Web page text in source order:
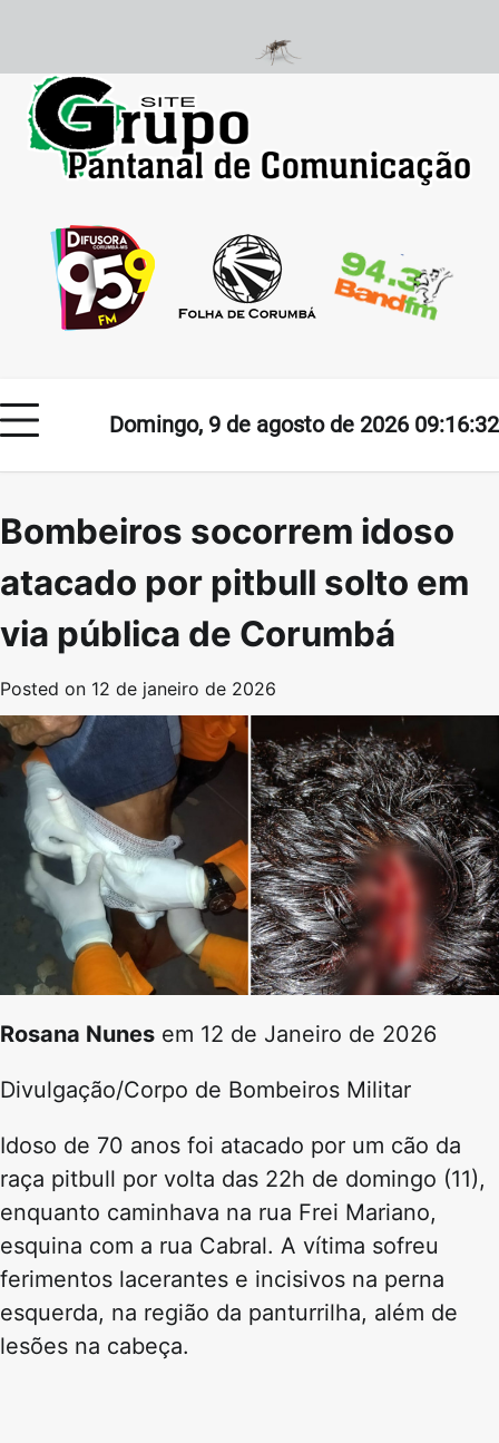
content
Domingo, 9 de agosto de 2026 09:16:32
Bombeiros socorrem idoso
atacado por pitbull solto em
via pública de Corumbá
Posted on 12 de janeiro de 2026
Rosana Nunes em 12 de Janeiro de 2026
Divulgação/Corpo de Bombeiros Militar
Idoso de 70 anos foi atacado por um cão da
raça pitbull por volta das 22h de domingo (11),
enquanto caminhava na rua Frei Mariano,
esquina com a rua Cabral. A vítima sofreu
ferimentos lacerantes e incisivos na perna
esquerda, na região da panturrilha, além de
lesões na cabeça.